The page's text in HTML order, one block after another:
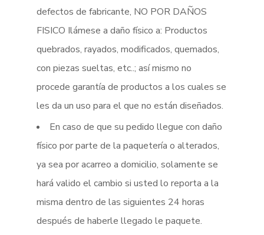
defectos de fabricante, NO POR DAÑOS
FISICO Ilámese a daño físico a: Productos
quebrados, rayados, modificados, quemados,
con piezas sueltas, etc..; así mismo no
procede garantía de productos a los cuales se
les da un uso para el que no están diseñados.
En caso de que su pedido llegue con daño
físico por parte de la paquetería o alterados,
ya sea por acarreo a domicilio, solamente se
hará valido el cambio si usted lo reporta a la
misma dentro de las siguientes 24 horas
después de haberle llegado le paquete.